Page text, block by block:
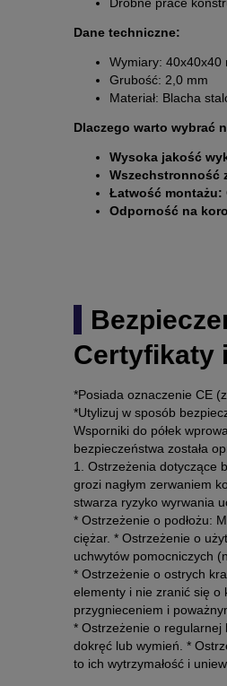
Drobne prace
Dane techniczne:
Wymiary: 40x40x40
Grubość: 2,0 mm
Materiał: Blacha
Dlaczego warto wybrać
Wysoka jakość
Wszechstronność
Łatwość montażu:
Odporność na
Certyfikaty
*Posiada oznaczenie CE
*Utylizuj w sposób
Wsporniki do półek
bezpieczeństwa została
1. Ostrzeżenia dotyczące
grozi nagłym zerwaniem
stwarza ryzyko wyrwania
* Ostrzeżenie o podłożu:
ciężar. * Ostrzeżenie o
uchwytów pomocniczych
* Ostrzeżenie o ostrych
elementy i nie zranić się o
przygnieceniem i
* Ostrzeżenie o regularnej
dokręć lub wymień. *
to ich wytrzymałość i